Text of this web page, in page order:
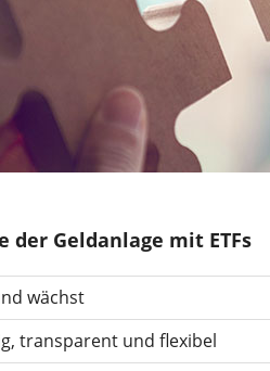
Geldanlage mit ETFs
wächst
transparent und flexibel